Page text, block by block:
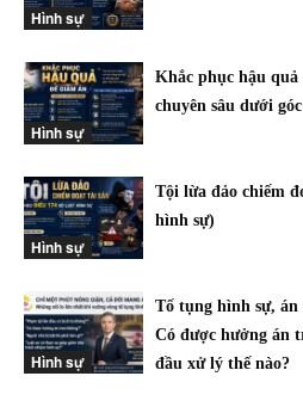
Hình sự
Hình sự
Khắc phục hậu
chuyên sâu dưới
Hình sự
Tội lừa đảo chiếm
hình sự)
Hình sự
Tố tụng hình sự,
Có được hưởng án
đầu xử lý thế nào?